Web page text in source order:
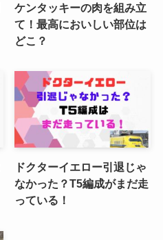
ケンタッキーの肉を組み立
て！最高においしい部位は
どこ？
ドクターイエロー引退じゃ
なかった？T5編成がまだ走
っている！